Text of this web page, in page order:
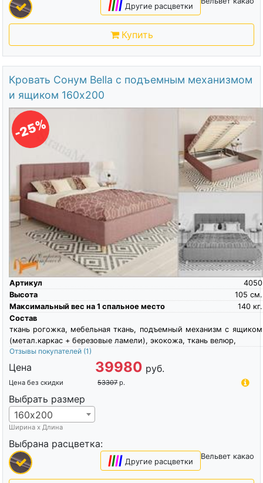
|||| Другие расцветки
Купить
Кровать Сонум Bella с подъемным механизмом
и ящиком 160х200
-25%
Артикул
4050
Высота
см.
105
Максимальный вес на 1 спальное место
кг.
140
Состав
ткань рогожка, мебельная ткань, подъемный механизм с ящиком
(метал.каркас + березовые ламели), экокожа, ткань велюр,
Отзывы покупателей (1)
Цена 39980 руб.
Цена без скидки 53307 р.
Выбрать размер
160х200
Ширина х Длина
Выбрана расцветка:
Вельвет какао
|||| Другие расцветки